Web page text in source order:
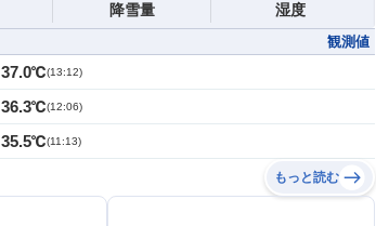
降雪量 湿度
観測値
37.0℃(13:12)
36.3℃(12:06)
35.5℃(11:13)
もっと読む